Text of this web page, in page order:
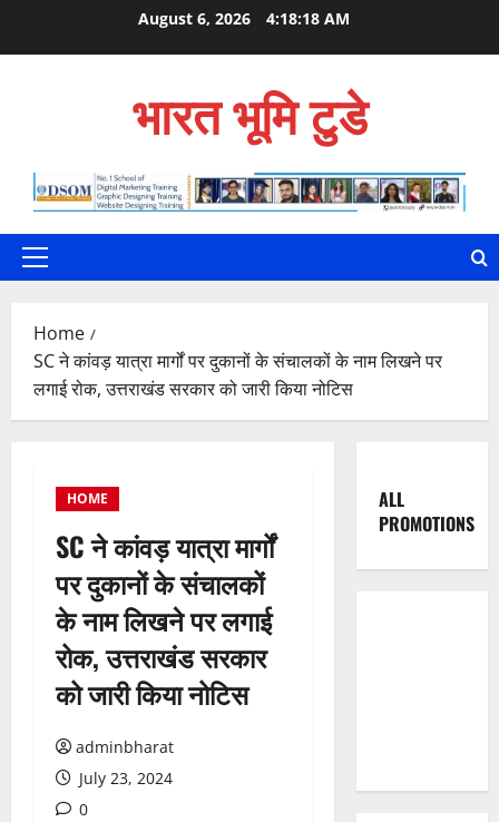
August 6, 2026 4:18:19 AM
भारत भूमि टुडे
Primary
Home
SC ने कांवड़ यात्रा मार्गों पर दुकानों के संचालकों के नाम लिखने पर
लगाई रोक, उत्तराखंड सरकार को जारी किया नोटिस
HOME
SC ने कांवड़ यात्रा मार्गों
पर दुकानों के संचालकों
के नाम लिखने पर लगाई
रोक, उत्तराखंड सरकार
को जारी किया नोटिस
adminbharat
July 23, 2024
0
ALL
PROMOTIONS